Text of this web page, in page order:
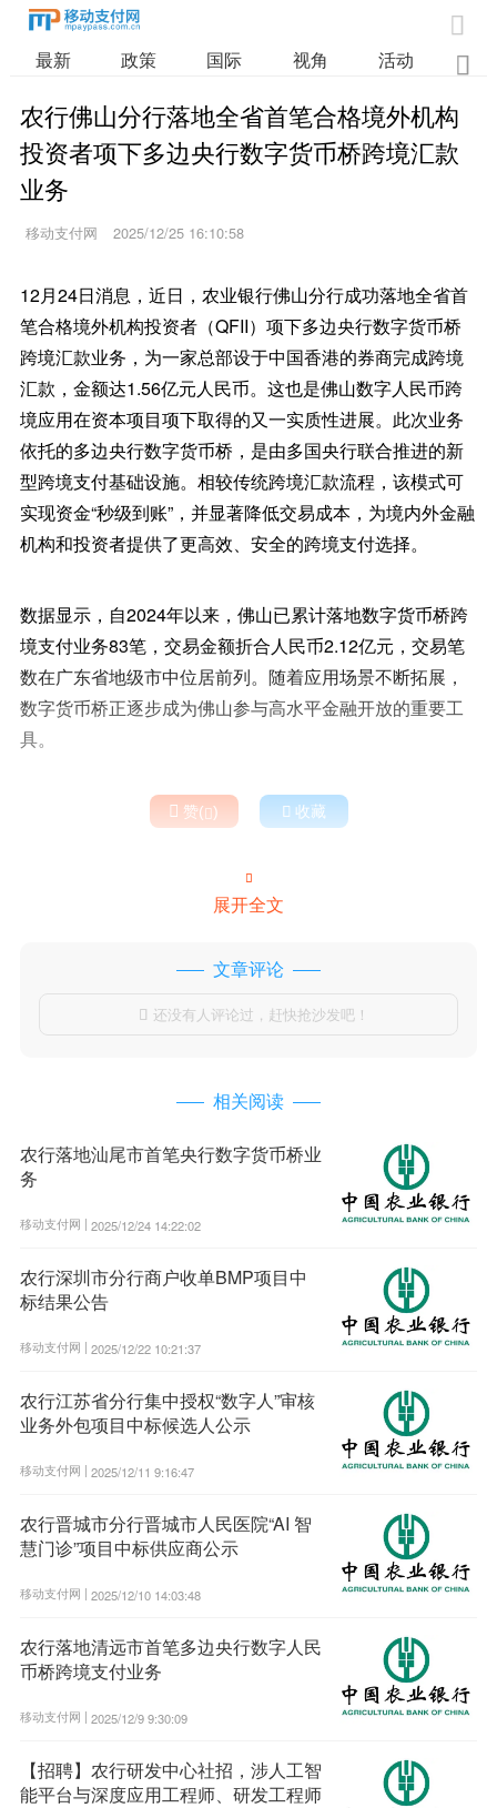

最新 政策 国际 视角 活动 业

农行佛山分行落地全省首笔合格境外机构
投资者项下多边央行数字货币桥跨境汇款
业务
移动支付网 2025/12/25 16:10:58
12月24日消息，近日，农业银行佛山分行成功落地全省首
笔合格境外机构投资者（QFII）项下多边央行数字货币桥
跨境汇款业务，为一家总部设于中国香港的券商完成跨境
汇款，金额达1.56亿元人民币。这也是佛山数字人民币跨
境应用在资本项目项下取得的又一实质性进展。此次业务
依托的多边央行数字货币桥，是由多国央行联合推进的新
型跨境支付基础设施。相较传统跨境汇款流程，该模式可
实现资金“秒级到账”，并显著降低交易成本，为境内外金融
机构和投资者提供了更高效、安全的跨境支付选择。
数据显示，自2024年以来，佛山已累计落地数字货币桥跨
境支付业务83笔，交易金额折合人民币2.12亿元，交易笔
数在广东省地级市中位居前列。随着应用场景不断拓展，
数字货币桥正逐步成为佛山参与高水平金融开放的重要工
具。
 赞()  收藏

展开全文
文章评论
 还没有人评论过，赶快抢沙发吧！
相关阅读
农行落地汕尾市首笔央行数字货币桥业
务
移动支付网 | 2025/12/24 14:22:02
农行深圳市分行商户收单BMP项目中
标结果公告
移动支付网 | 2025/12/22 10:21:37
农行江苏省分行集中授权“数字人”审核
业务外包项目中标候选人公示
移动支付网 | 2025/12/11 9:16:47
农行晋城市分行晋城市人民医院“AI 智
慧门诊”项目中标供应商公示
移动支付网 | 2025/12/10 14:03:48
农行落地清远市首笔多边央行数字人民
币桥跨境支付业务
移动支付网 | 2025/12/9 9:30:09
【招聘】农行研发中心社招，涉人工智
能平台与深度应用工程师、研发工程师